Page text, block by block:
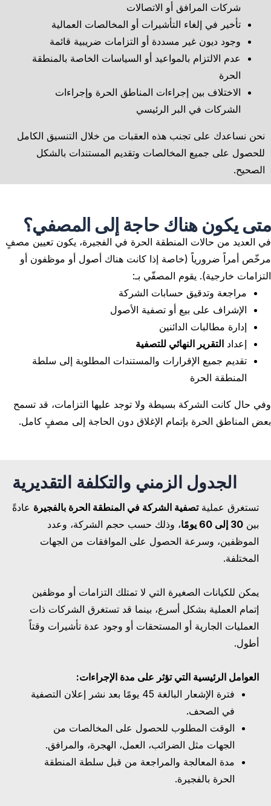
شركات المرافق أو الاتصالات
تأخير في إلغاء التأشيرات أو المخالصات العمالية
وجود ديون غير مسددة أو التزامات ضريبية قائمة
عدم الالتزام بالمواعيد أو السياسات الخاصة بالمنطقة
الحرة
الاختلاف بين إجراءات المناطق الحرة وإجراءات
الشركات في البر الرئيسي
نحن نساعدك على تجنب هذه العقبات من خلال التنسيق الكامل
للحصول على جميع المخالصات وتقديم المستندات بالشكل
الصحيح.
متى يكون هناك حاجة إلى المصفي؟
في العديد من حالات المنطقة الحرة في الفجيرة، يكون تعيين مصفٍ
مرخّص أمراً ضرورياً (خاصة إذا كانت هناك أصول أو موظفون أو
التزامات خارجية). يقوم المصفّي بـ:
مراجعة وتدقيق حسابات الشركة
الإشراف على بيع أو تصفية الأصول
إدارة مطالبات الدائنين
إعداد التقرير النهائي للتصفية
تقديم جميع الإقرارات والمستندات المطلوبة إلى سلطة
المنطقة الحرة
وفي حال كانت الشركة بسيطة ولا توجد عليها التزامات، قد تسمح
بعض المناطق الحرة بإتمام الإغلاق دون الحاجة إلى مصفٍ كامل.
الجدول الزمني والتكلفة التقديرية
تستغرق عمليةتصفية الشركة في المنطقة الحرة بالفجيرة عادةً
بين 30 إلى 60 يومًا
، وذلك حسب حجم الشركة، وعدد
الموظفين، وسرعة الحصول على الموافقات من الجهات
المختلفة.
يمكن للكيانات الصغيرة التي لا تمتلك التزامات أو موظفين
إتمام العملية بشكل أسرع، بينما قد تستغرق الشركات ذات
العمليات الجارية أو المستحقات أو وجود عدة تأشيرات وقتاً
أطول.
العوامل الرئيسية التي تؤثر على مدة الإجراءات:
فترة الإشعار البالغة 45 يومًا بعد نشر إعلان التصفية
في الصحف.
الوقت المطلوب للحصول على المخالصات من
الجهات مثل الضرائب، العمل، الهجرة، والمرافق.
مدة المعالجة والمراجعة من قبل سلطة المنطقة
الحرة بالفجيرة.